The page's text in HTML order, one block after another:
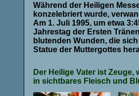
Während der Heiligen
konzelebriert wurde,
Am 1. Juli 1995, um etwa
Jahrestag der Ersten
blutenden Wunden, die
Statue der Muttergottes
Der Heilige Vater ist
in sichtbares Fleisch und